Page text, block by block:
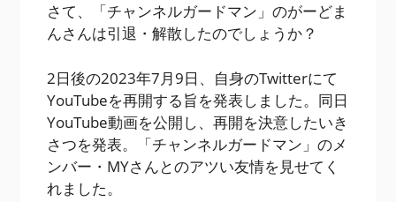
さて、「チャンネルガードマン」のがーどま
んさんは引退・解散したのでしょうか？
2日後の2023年7月9日、自身のTwitterにて
YouTubeを再開する旨を発表しました。同日
YouTube動画を公開し、再開を決意したいき
さつを発表。「チャンネルガードマン」のメ
ンバー・MYさんとのアツい友情を見せてく
れました。